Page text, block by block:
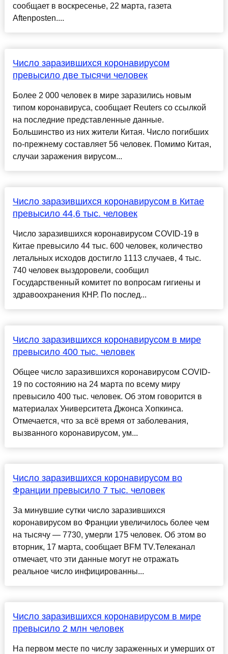
сообщает в воскресенье, 22 марта, газета
Aftenposten....
Число заразившихся коронавирусом
превысило две тысячи человек
Более 2 000 человек в мире заразились новым
типом коронавируса, сообщает Reuters со ссылкой
на последние представленные данные.
Большинство из них жители Китая. Число погибших
по-прежнему составляет 56 человек. Помимо Китая,
случаи заражения вирусом...
Число заразившихся коронавирусом в Китае
превысило 44,6 тыс. человек
Число заразившихся коронавирусом COVID-19 в
Китае превысило 44 тыс. 600 человек, количество
летальных исходов достигло 1113 случаев, 4 тыс.
740 человек выздоровели, сообщил
Государственный комитет по вопросам гигиены и
здравоохранения КНР. По послед...
Число заразившихся коронавирусом в мире
превысило 400 тыс. человек
Общее число заразившихся коронавирусом COVID-
19 по состоянию на 24 марта по всему миру
превысило 400 тыс. человек. Об этом говорится в
материалах Университета Джонса Хопкинса.
Отмечается, что за всё время от заболевания,
вызванного коронавирусом, ум...
Число заразившихся коронавирусом во
Франции превысило 7 тыс. человек
За минувшие сутки число заразившихся
коронавирусом во Франции увеличилось более чем
на тысячу — 7730, умерли 175 человек. Об этом во
вторник, 17 марта, сообщает BFM TV.Телеканал
отмечает, что эти данные могут не отражать
реальное число инфицированны...
Число заразившихся коронавирусом в мире
превысило 2 млн человек
На первом месте по числу зараженных и умерших от